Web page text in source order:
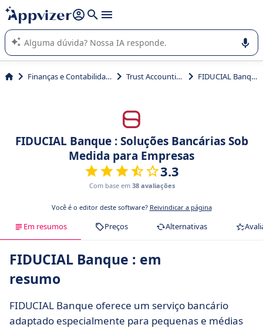
de nossa IA (várias linhas com
A IA do Appvizer o orienta no uso ou na seleção de software
SaaS para sua empresa.
Finanças e Contabilidade Trust Accounting FIDUCIAL Banque
FIDUCIAL Banque : Soluções Bancárias Sob
Medida para Empresas
3.3
Com base em 38 avaliações
Você é o editor deste software? Reivindicar a página
Em resumos Preços Alternativas
FIDUCIAL Banque : em
resumo
FIDUCIAL Banque oferece um serviço bancário
adaptado especialmente para pequenas e médias